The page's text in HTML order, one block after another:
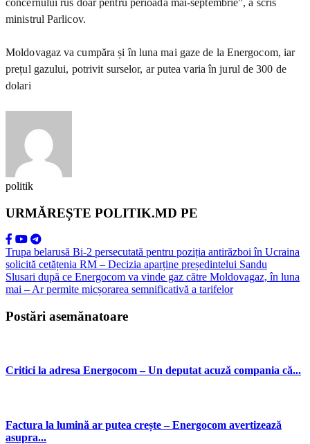
ministrul Parlicov.
Moldovagaz va cumpăra și în luna mai gaze de la Energocom, iar
prețul gazului, potrivit surselor, ar putea varia în jurul de 300 de
dolari
politik
URMĂREȘTE POLITIK.MD PE
Trupa belarusă Bi-2 persecutată pentru poziția antirăzboi în Ucraina
solicită cetățenia RM – Decizia aparține președintelui Sandu
Slusari după ce Energocom va vinde gaz către Moldovagaz, în luna
mai – Ar permite micșorarea semnificativă a tarifelor
Postări asemănatoare
Critici la adresa Energocom – Un deputat acuză compania că...
Factura la lumină ar putea crește – Energocom avertizează
asupra...